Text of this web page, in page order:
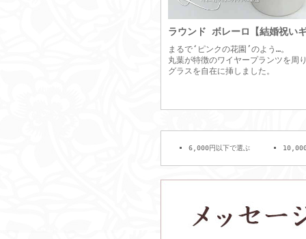
ラウンド ボレーロ【結婚祝い
まるで‘ピンクの花園’のよう…。
丸葉が特徴のワイヤープランツを周
グラスを自在に挿しました。
6,000円以下で選ぶ